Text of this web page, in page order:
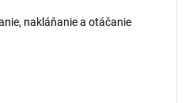
nakláňanie a otáčanie